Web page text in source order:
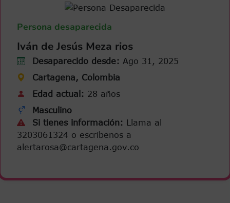
Persona desaparecida
Iván de Jesús Meza rios
Desaparecido desde: Ago 31, 2025
Cartagena, Colombia
Edad actual: 28 años
Masculino
Si tienes información: Llama al
3203061324 o escríbenos a
alertarosa@cartagena.gov.co